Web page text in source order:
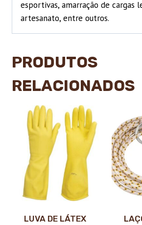
esportivas, amarração de cargas
artesanato, entre outros.
PRODUTOS
RELACIONADOS
LUVA DE LÁTEX